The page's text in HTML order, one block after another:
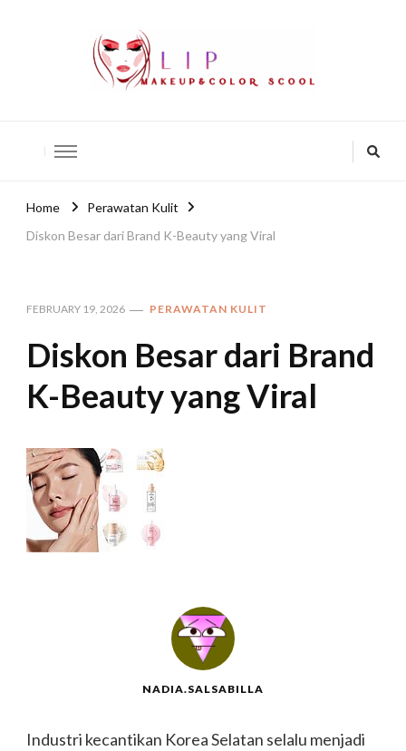
Home
Perawatan Kulit
Diskon Besar dari Brand K-Beauty yang Viral
FEBRUARY 19, 2026 PERAWATAN KULIT
Diskon Besar dari Brand
K-Beauty yang Viral
NADIA.SALSABILLA
Industri kecantikan Korea Selatan selalu menjadi